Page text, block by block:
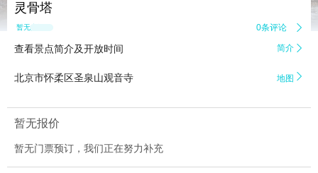
灵骨塔
暂无点评 0条评论 
查看景点简介及开放时间 简介 
北京市怀柔区圣泉山观音寺 地图 
暂无报价
暂无门票预订，我们正在努力补充